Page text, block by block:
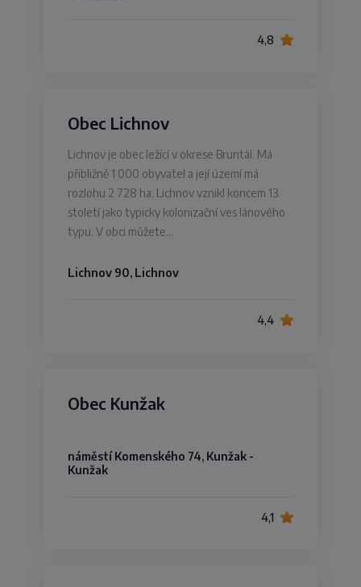
4,8
Obec Lichnov
Lichnov je obec ležící v okrese Bruntál. Má
přibližně 1 000 obyvatel a její území má
rozlohu 2 728 ha. Lichnov vznikl koncem 13.
století jako typicky kolonizační ves lánového
typu. V obci můžete…
Lichnov 90, Lichnov
4,4
Obec Kunžak
náměstí Komenského 74, Kunžak -
Kunžak
4,1